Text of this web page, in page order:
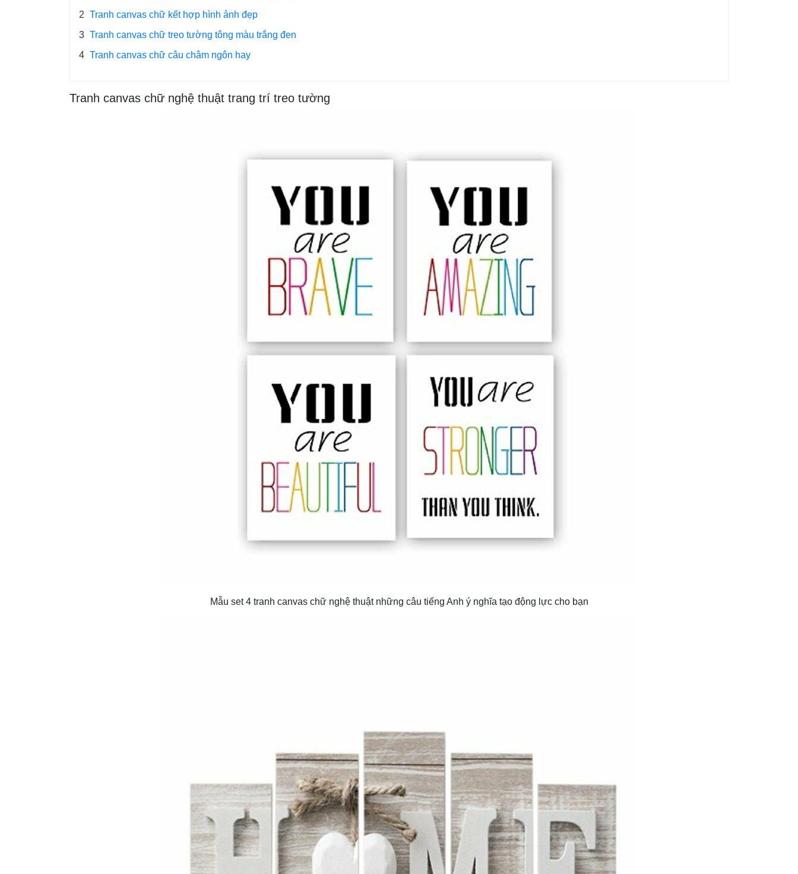
2 Tranh canvas chữ kết hợp hình ảnh đẹp
3 Tranh canvas chữ treo tường tông màu trắng đen
4 Tranh canvas chữ câu châm ngôn hay
Tranh canvas chữ nghệ thuật trang trí treo tường
Mẫu set 4 tranh canvas chữ nghệ thuật những câu tiếng Anh ý nghĩa tạo động lực cho bạn